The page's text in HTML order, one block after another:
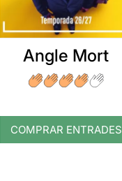
Angle Mort
COMPRAR ENTRADES